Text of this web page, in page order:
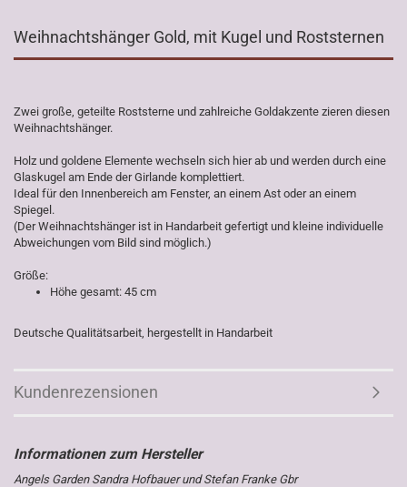
Weihnachtshänger Gold, mit Kugel und Roststernen
Zwei große, geteilte Roststerne und zahlreiche Goldakzente zieren diesen
Weihnachtshänger.
Holz und goldene Elemente wechseln sich hier ab und werden durch eine
Glaskugel am Ende der Girlande komplettiert.
Ideal für den Innenbereich am Fenster, an einem Ast oder an einem
Spiegel.
(Der Weihnachtshänger ist in Handarbeit gefertigt und kleine individuelle
Abweichungen vom Bild sind möglich.)
Größe:
Höhe gesamt: 45 cm
Deutsche Qualitätsarbeit, hergestellt in Handarbeit
Kundenrezensionen
Angels Garden Sandra Hofbauer und Stefan Franke Gbr